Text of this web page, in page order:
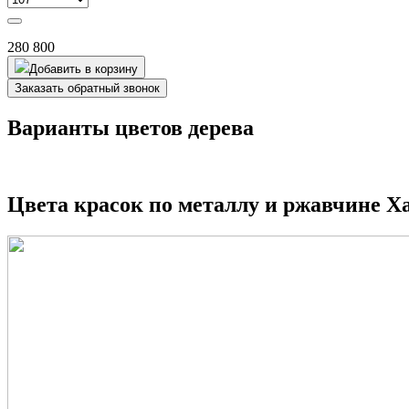
280 800
Добавить в корзину
Заказать обратный звонок
Варианты цветов дерева
Цвета красок по металлу и ржавчине